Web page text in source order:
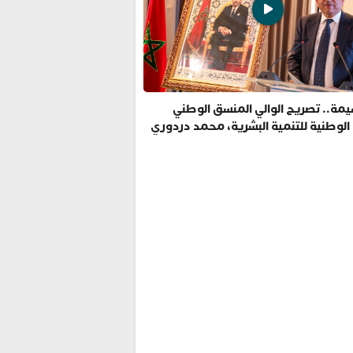
تصريح الوالي المنسق الوطني
الوطنية للتنمية البشرية، محمد دردوري